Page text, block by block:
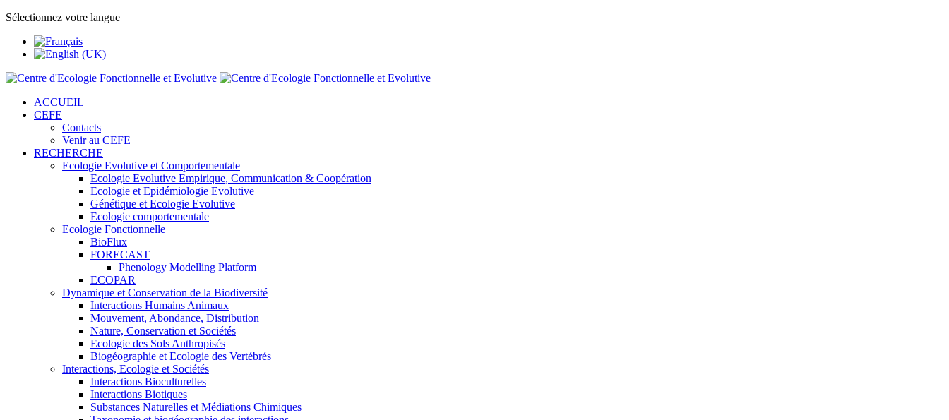
Sélectionnez votre langue
ACCUEIL
CEFE
Contacts
Venir au CEFE
RECHERCHE
Ecologie Evolutive et Comportementale
Ecologie Evolutive Empirique, Communication & Coopération
Ecologie et Epidémiologie Evolutive
Génétique et Ecologie Evolutive
Ecologie comportementale
Ecologie Fonctionnelle
BioFlux
FORECAST
Phenology Modelling Platform
ECOPAR
Dynamique et Conservation de la Biodiversité
Interactions Humains Animaux
Mouvement, Abondance, Distribution
Nature, Conservation et Sociétés
Ecologie des Sols Anthropisés
Biogéographie et Ecologie des Vertébrés
Interactions, Ecologie et Sociétés
Interactions Bioculturelles
Interactions Biotiques
Substances Naturelles et Médiations Chimiques